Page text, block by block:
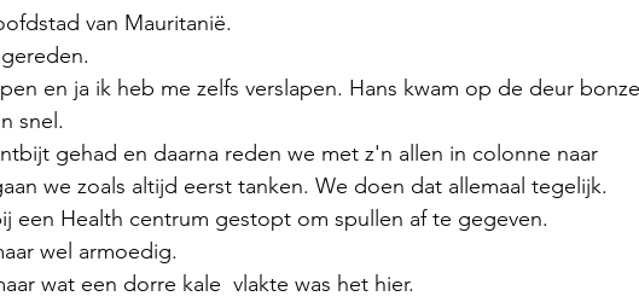
van Mauritanië.
en ja ik heb me zelfs verslapen. Hans kwam op de deur
snel.
gehad en daarna reden we met z'n allen in colonne naar
we zoals altijd eerst tanken. We doen dat allemaal tegelijk.
een Health centrum gestopt om spullen af te gegeven.
wel armoedig.
wat een dorre kale  vlakte was het hier.